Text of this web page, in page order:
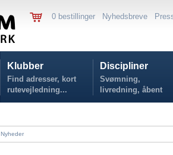
0 bestillinger Nyhedsbreve
Klubber
Find adresser, kort
rutevejledning...
Discipliner
Svømning,
livredning, åbent
vand...
Nyheder